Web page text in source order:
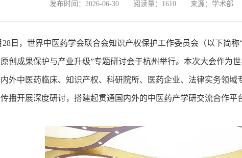
发布时间：2026-06-30 阅读量：1610 来源：学术部
日，世界中医药学会联合会知识产权保护工作委员会（以下简称
创成果保护与产业升级”专题研讨会于杭州举行。本次大会作为
外中医药临床、知识产权、科研院所、医药企业、法律实务领
播开展深度研讨，搭建起贯通国内外的中医药产学研交流合作平